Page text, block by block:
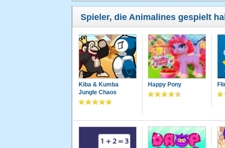
Spieler, die Animalines gespielt
Kiba & Kumba
Jungle Chaos
Happy Pony